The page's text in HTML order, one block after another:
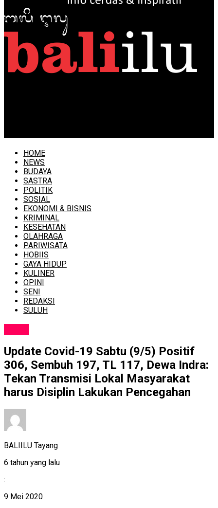
HOME
NEWS
BUDAYA
SASTRA
POLITIK
SOSIAL
EKONOMI & BISNIS
KRIMINAL
KESEHATAN
OLAHRAGA
PARIWISATA
HOBIIS
GAYA HIDUP
KULINER
OPINI
SENI
REDAKSI
SULUH
Update Covid-19 Sabtu (9/5) Positif
306, Sembuh 197, TL 117, Dewa Indra:
Tekan Transmisi Lokal Masyarakat
harus Disiplin Lakukan Pencegahan
BALIILU Tayang
6 tahun yang lalu
:
9 Mei 2020